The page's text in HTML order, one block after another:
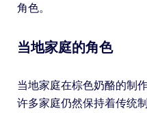
角色。
当地家庭的角色
当地家庭在棕色奶酪的制
许多家庭仍然保持着传统